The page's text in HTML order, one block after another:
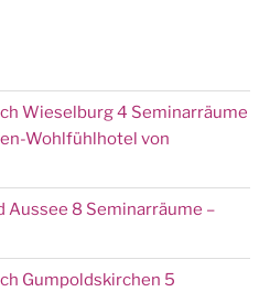
Wieselburg 4 Seminarräume
Wohlfühlhotel von
Aussee 8 Seminarräume –
Gumpoldskirchen 5